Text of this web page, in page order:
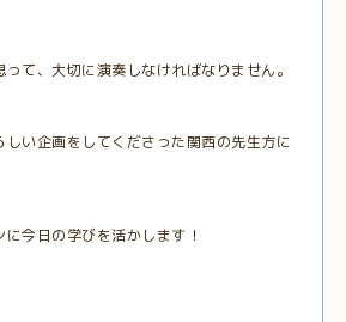
て、大切に演奏しなければなりません。
しい企画をしてくださった関西の先生方に
今日の学びを活かします！